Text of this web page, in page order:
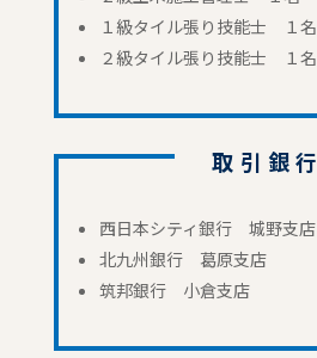
１級タイル張り技能士 １名
２級タイル張り技能士 １名
取引銀行
西日本シティ銀行 城野支店
北九州銀行 葛原支店
筑邦銀行 小倉支店